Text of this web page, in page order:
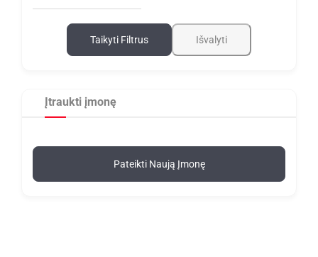
Taikyti Filtrus Išvalyti
Įtraukti įmonę
Pateikti Naują Įmonę